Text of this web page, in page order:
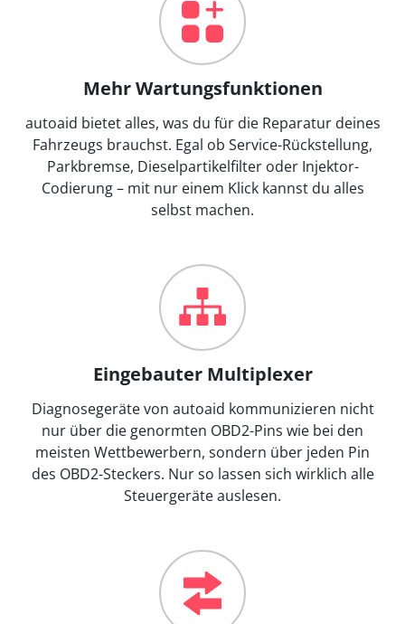
Mehr Wartungsfunktionen
autoaid bietet alles, was du für die Reparatur deines
Fahrzeugs brauchst. Egal ob Service-Rückstellung,
Parkbremse, Dieselpartikelfilter oder Injektor-
Codierung – mit nur einem Klick kannst du alles
selbst machen.
Eingebauter Multiplexer
Diagnosegeräte von autoaid kommunizieren nicht
nur über die genormten OBD2-Pins wie bei den
meisten Wettbewerbern, sondern über jeden Pin
des OBD2-Steckers. Nur so lassen sich wirklich alle
Steuergeräte auslesen.